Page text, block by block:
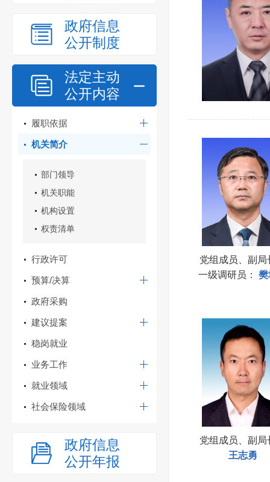
政府信息
公开制度
法定主动
公开内容
履职依据
机关简介
部门领导
机关职能
机构设置
权责清单
行政许可
预算/决算
政府采购
建议提案
稳岗就业
业务工作
就业领域
社会保险领域
政府信息
公开年报
党组成员、副局
一级调研员 ：
党组成员、副局
王志勇